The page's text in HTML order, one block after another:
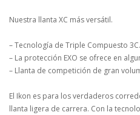
Nuestra llanta XC más versátil.
– Tecnología de Triple Compuesto 3C.
– La protección EXO se ofrece en
– Llanta de competición de gran
El Ikon es para los verdaderos
llanta ligera de carrera. Con la